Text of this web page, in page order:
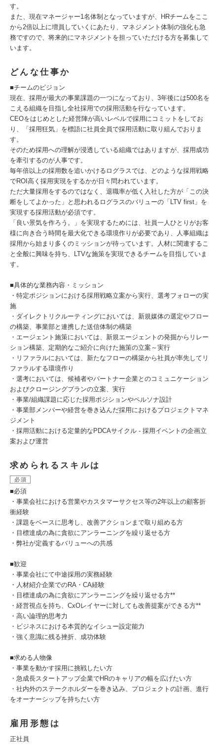
す。
また、現在マネージャー1名体制となっていますが、HRチームをここ
から2倍以上に増員していくにあたり、マネジメント体制の強化も急
務ですので、将来的にマネジメントを担っていただける方を募集して
います。
どんな仕事か
■チームのビジョン
現在、採用が最大の事業課題の一つになっており、3年後には500名を
こえる組織を目指し全社採用での採用活動を行なっています。
CEOをはじめとした経営陣が高いレベルで採用にコミットをしてお
り、「採用狂気」を標語に社員全員で採用活動に取り組んでおりま
す。
そのため採用への理解が浸透している組織ではありますが、採用成功
を牽引するのが人事です。
毎年倍以上の採用数を追いかけるログラスでは、どのような採用戦略
でROI高く採用実現をするかが日々問われています。
ただ大量採用をするのではなく、退職率が低く入社した方が「この決
断をしてよかった」と思われるログラスのバリューの「LTV first」を
実現する採用活動が必須です。
「良い景気を作ろう。」を実現するためには、社員一人ひとりがお客
様に向き合う時間を最大化できる環境作りが必要であり、人事組織は
採用から始まり多くのミッションが待っています。人材に関連するこ
と全般に興味を持ち、LTVな施策を実現できるチームを目指していま
す。
■具体的な業務内容・ミッション
・特定ポジションにおける採用戦略立案から実行、選考フォローの実
施
・ダイレクトリクルーティングにおいては、新規媒体の選定やフロー
の構築、事業部と連携した送信体制の構築
・エージェント施策においては、新規エージェントの発掘からリレー
ション構築、定期的なご紹介に向けた施策の立案～実行
・リファラルにおいては、新たなフローの構築から社員が率先してリ
ファラルする環境作り
・選考においては、候補者やパートナー企業とのコミュニケーション
およびクロージングプランの立案、実行
・事業/組織課題に応じた採用ポジションやペルソナ設計
・事業部メンバーや経営を巻き込んだ採用におけるプロジェクトマネ
ジメント
・採用活動における定量的なPDCAサイクル - 採用イベントの企画立
案および運営
求められるスキルは
必須
■必須
・事業会社における営業やカスタマーサクセス等の2年以上の顧客折
衝経験
・課題をベースに思考し、改善アクションまで取り組める方
・目標達成の為に貪欲にアンラーニングを繰り返せる方
・弊社が定義するバリューへの共感
■歓迎
・事業会社にて中途採用の実務経験
・人材紹介企業でのRA・CA経験
・目標達成の為に貪欲にアンラーニングを繰り返せる方**
・経営視点を持ち、CxOレイヤーに対しても改善提案ができる方**
・高い論理的思考力
・ビジネスにおける本質的なイシュー設定能力
・強く意識に残る挫折、成功体験
■求める人物像
・事業を動かす採用に挑戦したい方
・急成長スタートアップ企業でHRのキャリアの幅を広げたい方
・社内外のステークホルダーを巻き込み、プロジェクトの計画、進行
をオーナーシップを持ちたい方
雇用形態は
正社員